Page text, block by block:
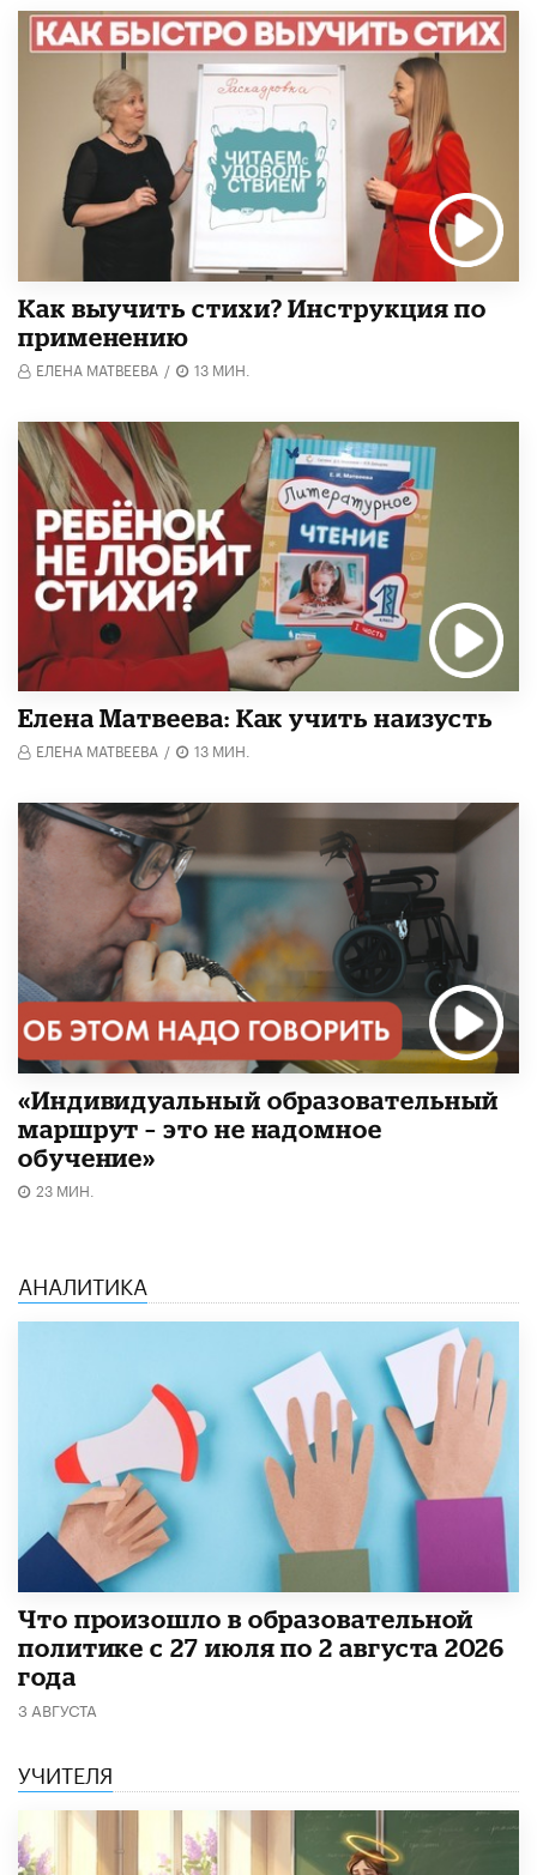
Как выучить стихи? Инструкция по
применению
ЕЛЕНА МАТВЕЕВА / 13 МИН.
Елена Матвеева: Как учить наизусть
ЕЛЕНА МАТВЕЕВА / 13 МИН.
«Индивидуальный образовательный
маршрут – это не надомное
обучение»
23 МИН.
АНАЛИТИКА
​Что произошло в образовательной
политике с 27 июля по 2 августа 2026
года
3 АВГУСТА
УЧИТЕЛЯ